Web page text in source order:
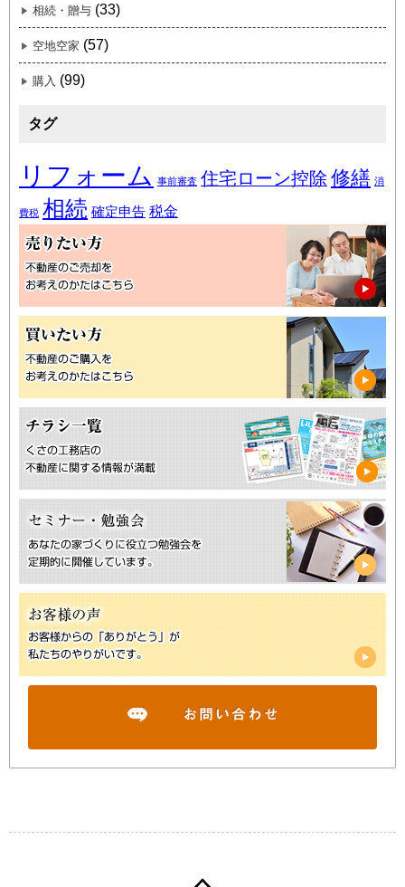
相続・贈与 (33)
空地空家 (57)
購入 (99)
タグ
リフォーム 事前審査 住宅ローン控除 修繕 消
費税 相続 確定申告 税金